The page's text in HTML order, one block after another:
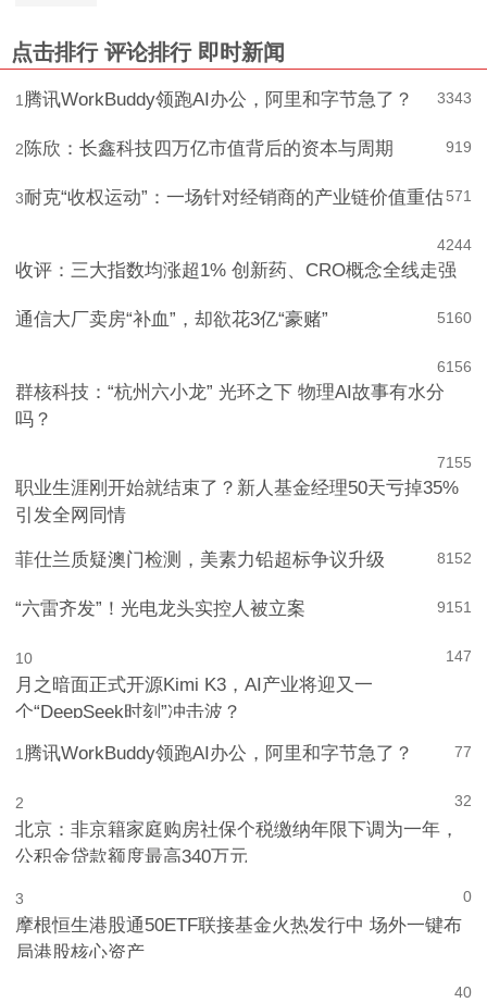
点击排行 评论排行 即时新闻
3343
1 腾讯WorkBuddy领跑AI办公，阿里和字节急了？
919
2 陈欣：长鑫科技四万亿市值背后的资本与周期
571
3耐克“收权运动”：一场针对经销商的产业链价值重估
244
4
收评：三大指数均涨超1% 创新药、CRO概念全线走强
160
5
通信大厂卖房“补血”，却欲花3亿“豪赌”
156
6
群核科技：“杭州六小龙” 光环之下 物理AI故事有水分
吗？
155
7
职业生涯刚开始就结束了？新人基金经理50天亏掉35%
引发全网同情
152
8
菲仕兰质疑澳门检测，美素力铅超标争议升级
151
9
“六雷齐发”！光电龙头实控人被立案
147
10
月之暗面正式开源Kimi K3，AI产业将迎又一
个“DeepSeek时刻”冲击波？
77
1 腾讯WorkBuddy领跑AI办公，阿里和字节急了？
32
2
北京：非京籍家庭购房社保个税缴纳年限下调为一年，
公积金贷款额度最高340万元
0
3
摩根恒生港股通50ETF联接基金火热发行中 场外一键布
局港股核心资产
0
4